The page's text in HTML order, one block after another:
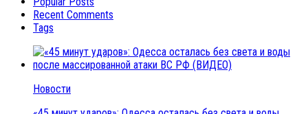
Recent Comments
Tags
Новости